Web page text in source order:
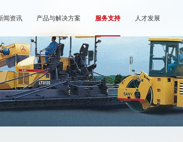
闻资讯 产品与解决方案 服务支持 人才发展